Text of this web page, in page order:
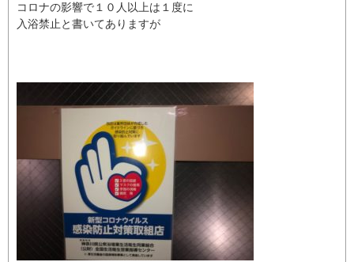
コロナの影響で１０人以上は１度に
入浴禁止と書いてありますが